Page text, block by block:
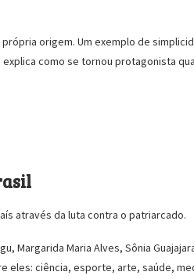
origem. Um exemplo de
como se tornou protagonista
através da luta contra o patriarcado.
Margarida Maria Alves, Sônia
eles: ciência, esporte, arte, saúde,